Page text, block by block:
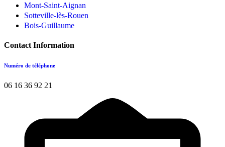
Mont-Saint-Aignan
Sotteville-lès-Rouen
Bois-Guillaume
Contact Information
Numéro de téléphone
06 16 36 92 21